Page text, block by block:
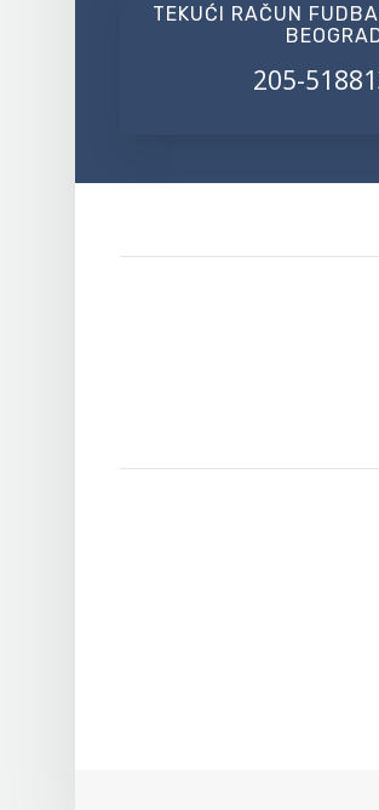
TEKUĆI RAČUN
205-